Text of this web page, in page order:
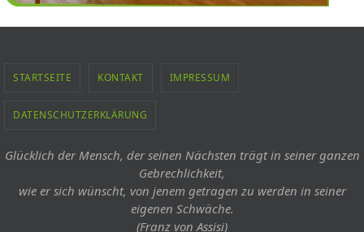
STARTSEITE KONTAKT IMPRESSUM
DATENSCHUTZERKLÄRUNG
Glücklich der Mensch, der seinen Nächsten trägt in seiner ganzen
Gebrechlichkeit,
wie er sich wünscht, von jenem getragen zu werden in seiner
eigenen Schwäche.
(Franz von Assisi)